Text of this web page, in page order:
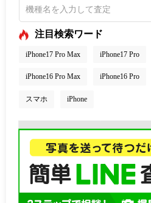
注目検索ワード
iPhone17 Pro Max iPhone17 Pro
iPhone16 Pro Max iPhone16 Pro
スマホ iPhone